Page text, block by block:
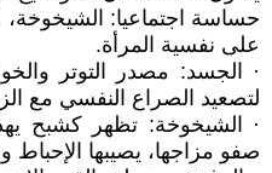
حساسة اجتماعيا: الشيخوخة،
على نفسية المرأة.
· الجسد: مصدر التوتر
لتصعيد الصراع النفسي مع
· الشيخوخة: تظهر كشبح
صفو مزاجها، يصيبها الإحباط